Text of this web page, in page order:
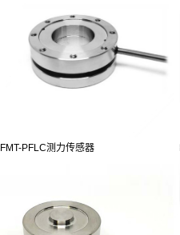
FMT-PFLC测力传感器